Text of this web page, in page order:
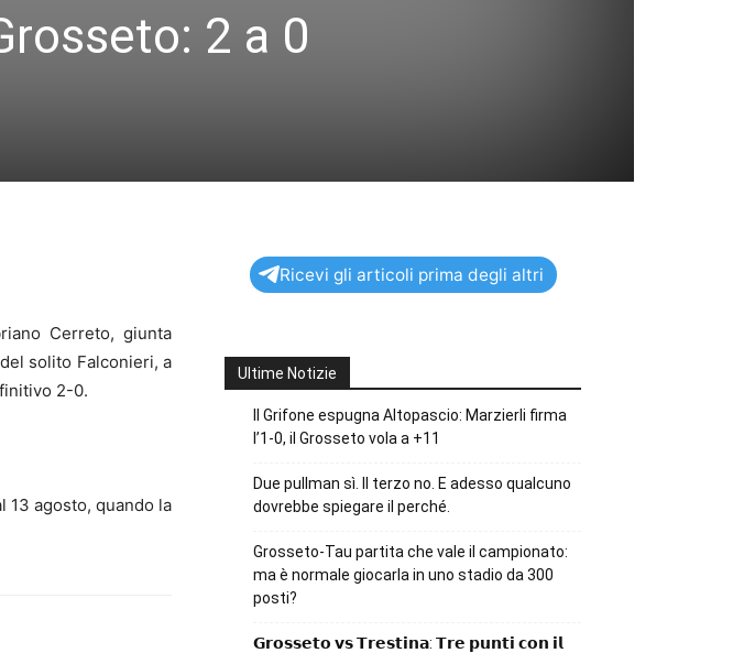
2 a 0
Cerreto, giunta
solito Falconieri, a
2-0.
13 agosto, quando la
Ricevi gli articoli prima degli altri
Ultime Notizie
Il Grifone espugna Altopascio: Marzierli firma
l’1-0, il Grosseto vola a +11
Due pullman sì. Il terzo no. E adesso qualcuno
dovrebbe spiegare il perché.
Grosseto-Tau partita che vale il campionato:
ma è normale giocarla in uno stadio da 300
posti?
𝗚𝗿𝗼𝘀𝘀𝗲𝘁𝗼 𝘃𝘀 𝗧𝗿𝗲𝘀𝘁𝗶𝗻𝗮: 𝗧𝗿𝗲 𝗽𝘂𝗻𝘁𝗶 𝗰𝗼𝗻 𝗶𝗹